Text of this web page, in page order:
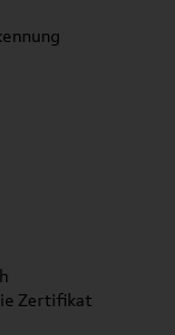
Zertifikat